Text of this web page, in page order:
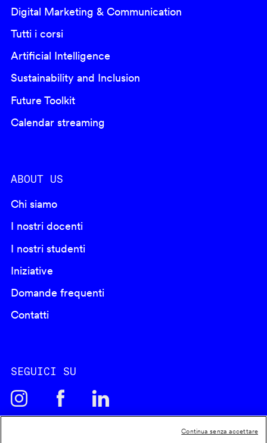
Digital Marketing & Communication
Tutti i corsi
Artificial Intelligence
Sustainability and Inclusion
Future Toolkit
Calendar streaming
ABOUT US
Chi siamo
I nostri docenti
I nostri studenti
Iniziative
Domande frequenti
Contatti
SEGUICI SU
Continua senza accettare